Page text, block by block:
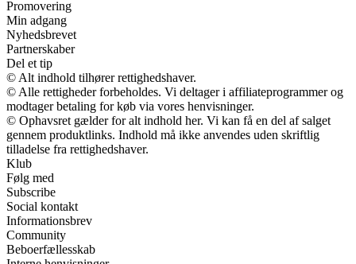
Promovering
Min adgang
Nyhedsbrevet
Partnerskaber
Del et tip
© Alt indhold tilhører rettighedshaver.
© Alle rettigheder forbeholdes. Vi deltager i affiliateprogrammer og
modtager betaling for køb via vores henvisninger.
© Ophavsret gælder for alt indhold her. Vi kan få en del af salget
gennem produktlinks. Indhold må ikke anvendes uden skriftlig
tilladelse fra rettighedshaver.
Klub
Følg med
Subscribe
Social kontakt
Informationsbrev
Community
Beboerfællesskab